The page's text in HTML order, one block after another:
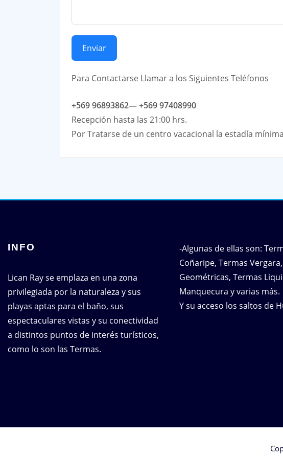
Enviar
Para Contactarse Llamar a los Siguientes Teléfonos
+569 96893862— +569 97408990
Recepción hasta las 21:00 hrs.
Por Tratarse de un centro vacacional la estadía
INFO
Lican Ray se emplaza en una zona
privilegiada por la naturaleza y sus
playas aptas para el baño, sus
espectaculares vistas y su conectividad
a distintos puntos de interés turísticos,
como lo son las Termas.
-Algunas de ellas son:
Coñaripe, Termas
Geométricas, Termas
Manquecura y varias más.
Y su acceso los saltos de